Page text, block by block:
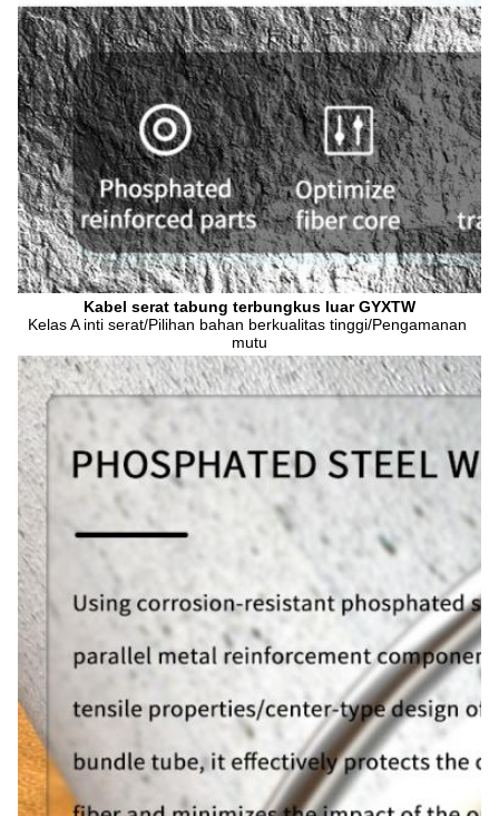
Kabel serat tabung terbungkus luar GYXTW
Kelas A inti serat/Pilihan bahan berkualitas tinggi/Pengamanan
mutu